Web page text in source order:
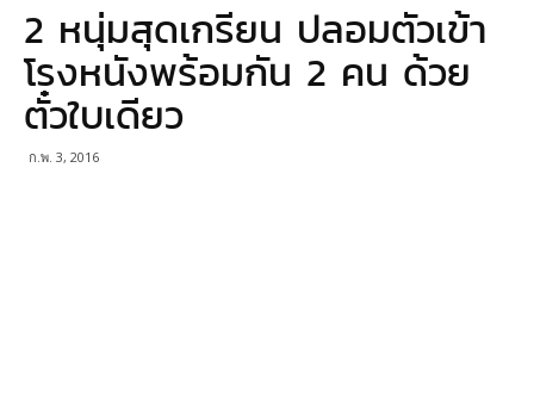
มายา
2 หนุ่มสุดเกรียน ปลอมตัวเข้า
โรงหนังพร้อมกัน 2 คน ด้วย
ตั๋วใบเดียว
ก.พ. 3, 2016